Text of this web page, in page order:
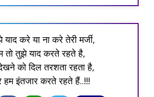
करे या ना करे तेरी मर्जी,
तो तुझे याद करते रहते है,
को दिल तरशता रहता है,
इंतजार करते रहते हैं..!!!